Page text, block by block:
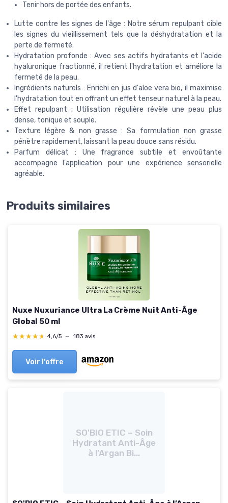
Tenir hors de portée des enfants.
Lutte contre les signes de l'âge : Notre sérum repulpant cible
les signes du vieillissement tels que la déshydratation et la
perte de fermeté.
Hydratation profonde : Avec ses actifs hydratants et l'acide
hyaluronique fractionné, il retient l'hydratation et améliore la
fermeté de la peau.
Ingrédients naturels : Enrichi en jus d'aloe vera bio, il maximise
l'hydratation tout en offrant un effet tenseur naturel à la peau.
Effet repulpant : Utilisation régulière révèle une peau plus
dense, tonique et souple.
Texture légère & non grasse : Sa formulation non grasse
pénètre rapidement, laissant la peau douce sans résidu.
Parfum délicat : Une fragrance subtile et envoûtante
accompagne l'application pour une expérience sensorielle
agréable.
Produits similaires
Nuxe Nuxuriance Ultra La Crème Nuit Anti-Âge
Global 50 ml
★★★★★
★★★★★ 4,6/5 — 183 avis
Voir l'offre
SO'BIO ETIC – Soin
Hydratant Anti-Âge
à l’Argan Bi...